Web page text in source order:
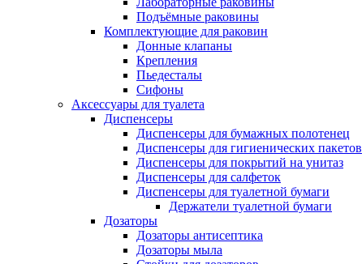
Подъёмные раковины
Комплектующие для раковин
Донные клапаны
Крепления
Пьедесталы
Сифоны
Аксессуары для туалета
Диспенсеры
Диспенсеры для бумажных полотенец
Диспенсеры для гигиенических пакетов
Диспенсеры для покрытий на унитаз
Диспенсеры для салфеток
Диспенсеры для туалетной бумаги
Держатели туалетной бумаги
Дозаторы
Дозаторы антисептика
Дозаторы мыла